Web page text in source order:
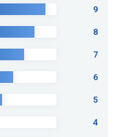
9
8
7
6
5
4